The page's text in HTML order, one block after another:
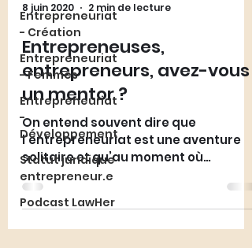
Entrepreneuriat
- Création
Entrepreneuriat
- Femmes
Entrepreneuriat
-
Développement
Statut juridique
entrepreneur.e
Podcast LawHer
8 juin 2020 2 min de lecture
Entrepreneuses,
entrepreneurs, avez-vous
un mentor ?
On entend souvent dire que
l’entrepreneuriat est une aventure
solitaire et qu’au moment où
l’entrepreneur fait face à des
difficultés, il...